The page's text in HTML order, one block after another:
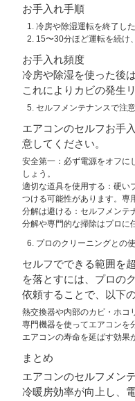
お手入れ手順
冷房や除湿運転を終了し
15〜30分ほど運転を続け
お手入れ頻度
冷房や除湿を使った後
これによりカビの発生
セルフメンテナンスで注
エアコンのセルフお手
意してください。
安全第一 ：必ず電源をオフに
しょう。
適切な道具を使用する ：硬
つける可能性があります。専
分解は避ける ：セルフメン
分解や専門的な掃除はプロに
プロのクリーニングとの
セルフでできる範囲を
を落とすには、プロの
依頼することで、以下
熱交換器や内部のカビ・ホコ
専門機器を使ってエアコンを
エアコンの寿命を延ばす効果
まとめ
エアコンのセルフメン
冷暖房効率が向上し、